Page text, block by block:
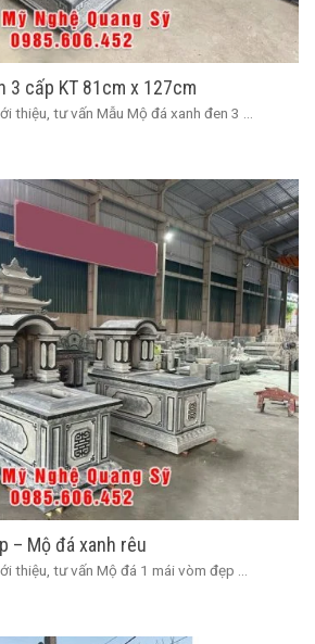
3 cấp KT 81cm x 127cm
thiệu, tư vấn Mẫu Mộ đá xanh đen 3 ...
– Mộ đá xanh rêu
thiệu, tư vấn Mộ đá 1 mái vòm đẹp ...